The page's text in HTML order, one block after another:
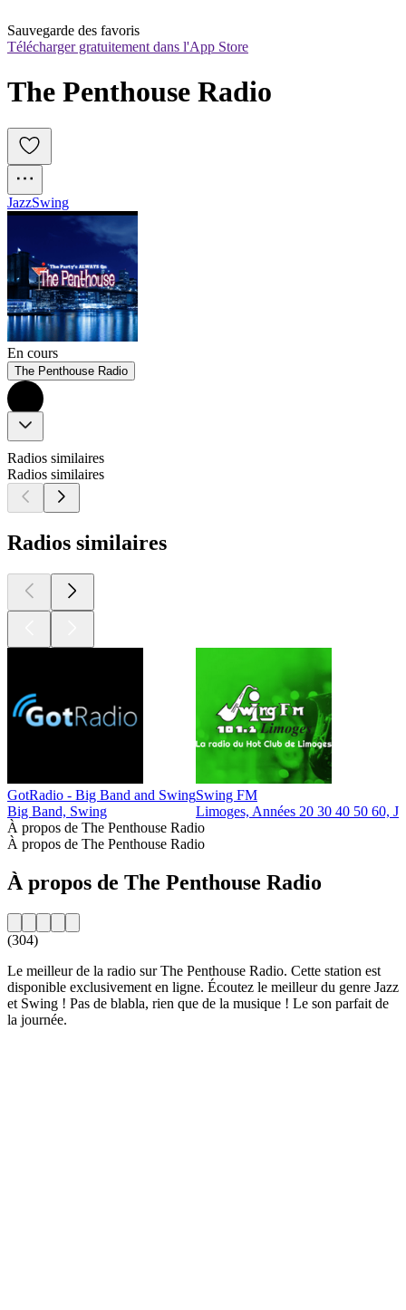
Sauvegarde des favoris
Télécharger gratuitement dans l'App Store
The Penthouse Radio
JazzSwing
En cours
The Penthouse Radio
Radios similaires
Radios similaires
Radios similaires
GotRadio - Big Band and Swing
Big Band, Swing
Swing FM
Limoges, Années 20 30 40 50 60,
À propos de The Penthouse Radio
À propos de The Penthouse Radio
À propos de The Penthouse Radio
(304)
Le meilleur de la radio sur The Penthouse Radio. Cette station est
disponible exclusivement en ligne. Écoutez le meilleur du genre Jazz
et Swing ! Pas de blabla, rien que de la musique ! Le son parfait de
la journée.